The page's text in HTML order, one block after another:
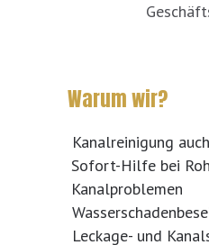
Warum wir?
Kanalreinigung
Sofort-Hilfe bei
Kanalproblemen
Leckage- und